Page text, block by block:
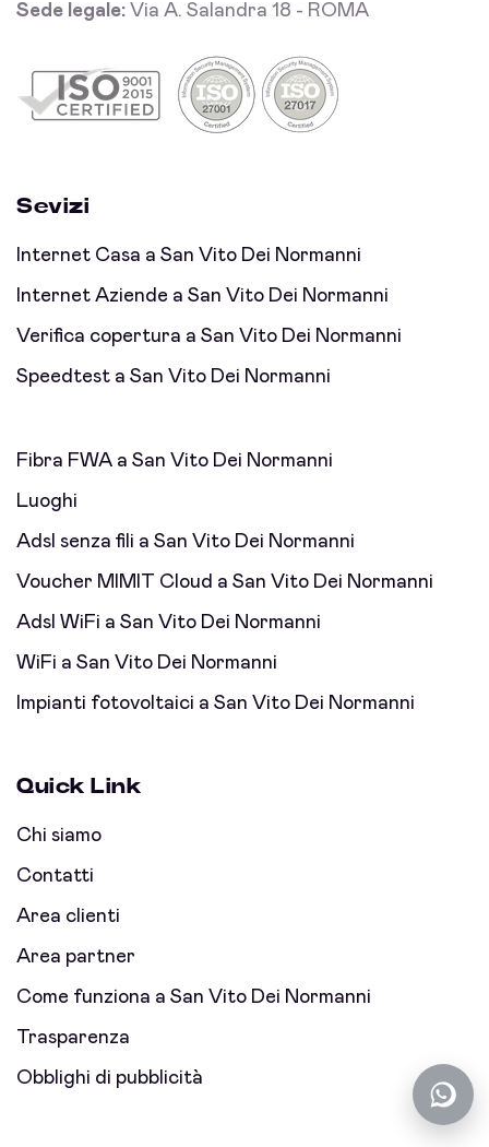
Sede legale: Via A. Salandra 18 - ROMA
Sevizi
Internet Casa a San Vito Dei Normanni
Internet Aziende a San Vito Dei Normanni
Verifica copertura a San Vito Dei Normanni
Speedtest a San Vito Dei Normanni
Fibra FWA a San Vito Dei Normanni
Luoghi
Adsl senza fili a San Vito Dei Normanni
Voucher MIMIT Cloud a San Vito Dei Normanni
Adsl WiFi a San Vito Dei Normanni
WiFi a San Vito Dei Normanni
Impianti fotovoltaici a San Vito Dei Normanni
Quick Link
Chi siamo
Contatti
Area clienti
Area partner
Come funziona a San Vito Dei Normanni
Trasparenza
Obblighi di pubblicità